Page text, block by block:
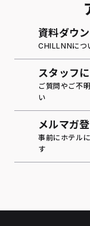
資料ダウ
CHILLNNにつ
スタッフ
ご質問やご不
い
メルマガ
事前にホテル
す